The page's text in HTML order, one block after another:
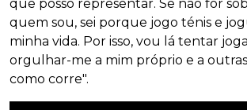
que posso representar. Se não for
quem sou, sei porque jogo ténis e
minha vida. Por isso, vou lá tentar
orgulhar-me a mim próprio e a outras
como corre".